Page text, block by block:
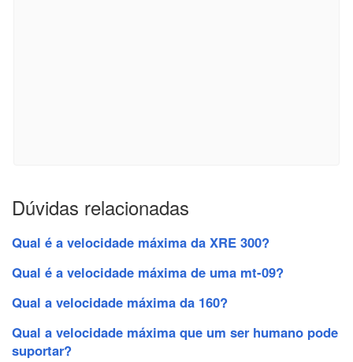
Dúvidas relacionadas
Qual é a velocidade máxima da XRE 300?
Qual é a velocidade máxima de uma mt-09?
Qual a velocidade máxima da 160?
Qual a velocidade máxima que um ser humano pode
suportar?